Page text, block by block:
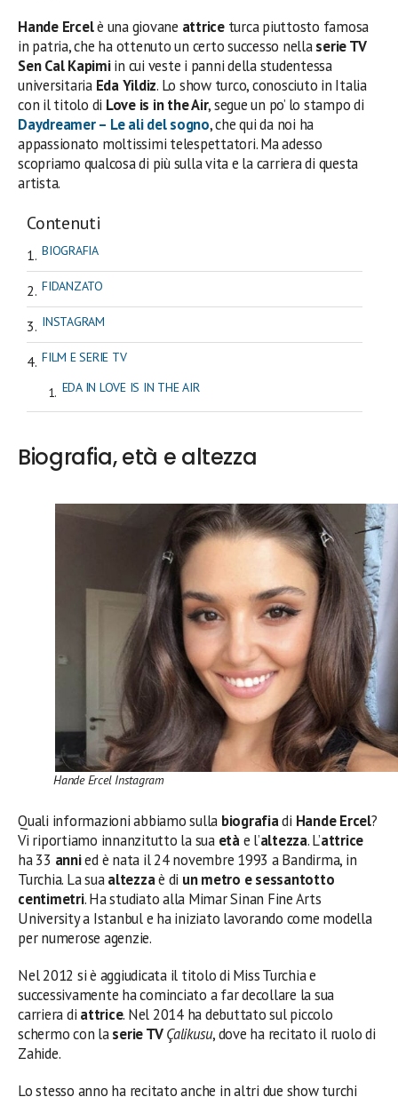
Hande Ercelè una giovane attriceturca piuttosto famosa
in patria, che ha ottenuto un certo successo nellaserie TV
Sen Cal Kapimiin cui veste i panni della studentessa
universitaria Eda Yildiz. Lo show turco, conosciuto in Italia
con il titolo di Love is in the Air, segue un po’ lo stampo di
Daydreamer – Le ali del sogno, che qui da noi ha
appassionato moltissimi telespettatori. Ma adesso
scopriamo qualcosa di più sulla vita e la carriera di questa
artista.
Contenuti
BIOGRAFIA
FIDANZATO
INSTAGRAM
FILM E SERIE TV
EDA IN LOVE IS IN THE AIR
Biografia, età e altezza
Hande Ercel Instagram
Quali informazioni abbiamo sulla biografiadi Hande Ercel?
Vi riportiamo innanzitutto la sua etàe l’altezza. L’attrice
ha 33 annied è nata il 24 novembre 1993 a Bandirma, in
Turchia. La suaaltezzaè di un metro e sessantotto
centimetri. Ha studiato alla Mimar Sinan Fine Arts
University a Istanbul e ha iniziato lavorando come modella
per numerose agenzie.
Nel 2012 si è aggiudicata il titolo di Miss Turchia e
successivamente ha cominciato a far decollare la sua
carriera di attrice. Nel 2014 ha debuttato sul piccolo
schermo con laserie TVÇalikusu, dove ha recitato il ruolo di
Zahide.
Lo stesso anno ha recitato anche in altri due show turchi